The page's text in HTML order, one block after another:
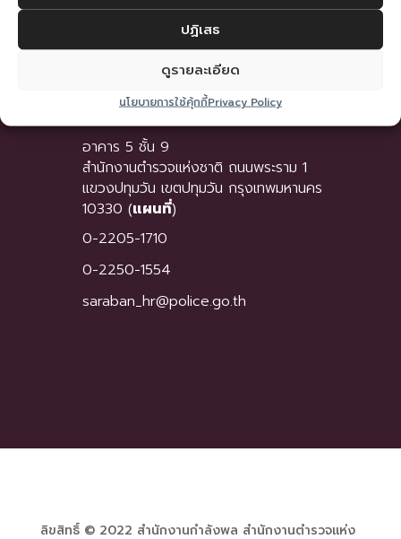
ปฏิเสธ
ดูรายละเอียด
นโยบายการใช้คุ้กกี้Privacy Policy
กองอัตรากำลัง
ช่องทางติดต่อ
อาคาร 5 ชั้น 9
สำนักงานตำรวจแห่งชาติ ถนนพระราม 1
แขวงปทุมวัน เขตปทุมวัน กรุงเทพมหานคร
10330 (แผนที่)
0-2205-1710
0-2250-1554
saraban_hr@police.go.th
ลิขสิทธิ์ © 2022 สำนักงานกำลังพล สำนักงานตำรวจแห่ง